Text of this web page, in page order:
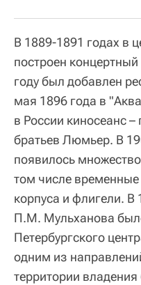
В 1889-1891 годах в
построен
году был добавлен
мая 1896 года в
в России киносеанс
братьев Люмьер. В
появилось
том числе
корпуса и флигели. В
П.М. Мульханова
Петербургского
одним из
территории